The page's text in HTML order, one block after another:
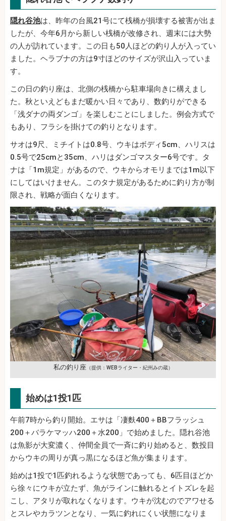
隠れ谷池は、昨年の台風21号にて桟橋が損壊する被害が出ま
したが、今年6月から新しい桟橋が改修され、週末には大勢
の人が訪れています。この日も50人ほどの釣り人が入ってい
ました。ヘラブナの方は9寸ほどのサイズが沢山入っていま
す。
この日の釣り座は、北側の桟橋から駐車場向きに構えまし
た。秋といえどもまだ暖かい日々であり、数釣りができる
「浅ダナの両ダンゴ」を楽しむことにしました。例会方式で
もあり、フラシを掛けての釣りとなります。
サオは9尺、ミチイトは0.8号、ウキはボディ5cm、ハリスは
0.5号で25cmと35cm、ハリはダンゴマスター6号です。タ
ナは「1m規定」があるので、ウキからオモリまでは1m以下
にしてはいけません。このタナ規定があるために釣り方が制
限され、戦略が面白くなります。
私の釣り座 （提供：WEBライター・紀州みの蔵）
始めは1投1匹
午前7時から釣り開始。エサは「凄麩400＋BBフラッシュ
200＋バラケマッハ200＋水200」で始めました。隠れ谷池
は魚影が大変濃く、仲間全員で一斉に釣り始めると、数投目
からウキの周りが真っ黒になるほど魚が集まります。
始めは1投で1匹釣れるような状態であっても、6匹目ほどか
ら徐々にウキが立たず、魚がラインに触れるとイトズレを起
こし、アタリが取れなくなります。ウキが沈むのでアワせる
とスレやカラツンとなり、一気に釣れにくい状態になりま